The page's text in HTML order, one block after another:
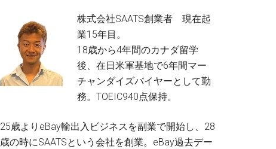
株式会社SAATS創業者 現在起
業15年目。
18歳から4年間のカナダ留学
後、在日米軍基地で6年間マー
チャンダイズバイヤーとして勤
務。TOEIC940点保持。
25歳よりeBay輸出入ビジネスを副業で開始し、28
歳の時にSAATSという会社を創業。eBay過去デー